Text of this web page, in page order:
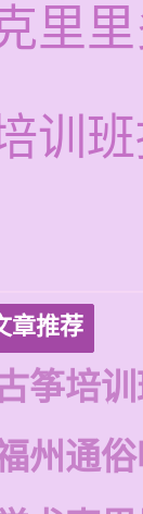
里
训
章推荐
筝培
州通